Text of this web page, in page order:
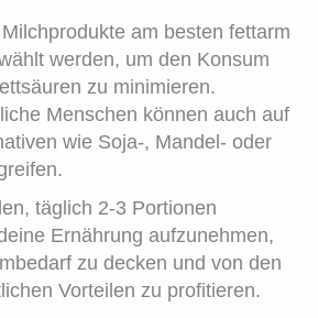
am besten fettarm
werden, um den Konsum
zu minimieren.
Menschen können auch auf
wie Soja-, Mandel- oder
täglich 2-3 Portionen
Ernährung aufzunehmen,
zu decken und von den
Vorteilen zu profitieren.